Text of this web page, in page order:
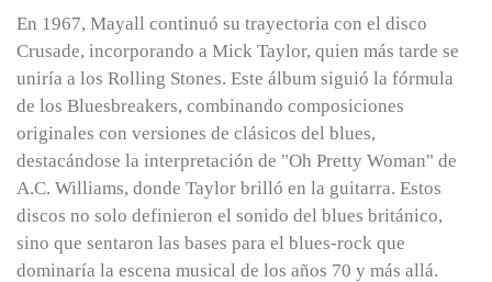
En 1967, Mayall continuó su trayectoria con el disco
Crusade, incorporando a Mick Taylor, quien más tarde se
uniría a los Rolling Stones. Este álbum siguió la fórmula
de los Bluesbreakers, combinando composiciones
originales con versiones de clásicos del blues,
destacándose la interpretación de "Oh Pretty Woman" de
A.C. Williams, donde Taylor brilló en la guitarra. Estos
discos no solo definieron el sonido del blues británico,
sino que sentaron las bases para el blues-rock que
dominaría la escena musical de los años 70 y más allá.